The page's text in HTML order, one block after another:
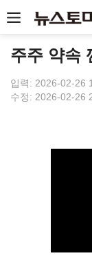
주주 약속
입력: 2026-02-26
수정: 2026-02-26